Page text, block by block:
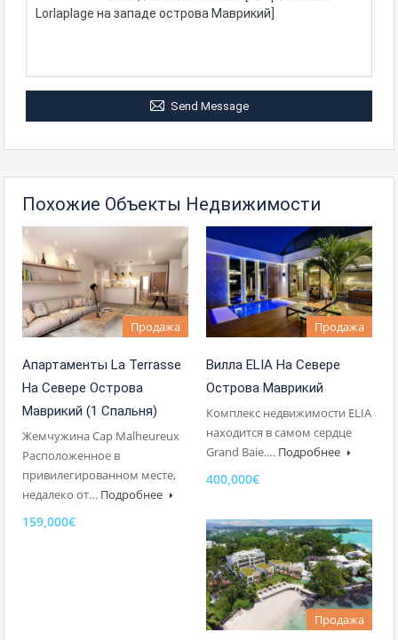
Send Message
Похожие Объекты Недвижимости
Продажа
Апартаменты La Terrasse
На Севере Острова
Маврикий (1 Спальня)
Жемчужина Cap Malheureux
Расположенное в
привилегированном месте,
недалеко от… Подробнее
159,000€
Продажа
Вилла ELIA На Севере
Острова Маврикий
Комплекс недвижимости ELIA
находится в самом сердце
Grand Baie.… Подробнее
400,000€
Продажа